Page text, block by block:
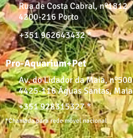
Rua de Costa Cabral, nº1812
4200-216 Porto
+351 962643432 *
Pro-Aquarium+Pet
Av. do Lidador da Maia, nº500
4425-116 Águas Santas, Maia
+351 928315327 *
*Chamada para rede móvel nacional